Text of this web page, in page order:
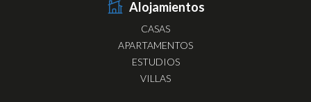
Alojamientos
CASAS
APARTAMENTOS
ESTUDIOS
VILLAS